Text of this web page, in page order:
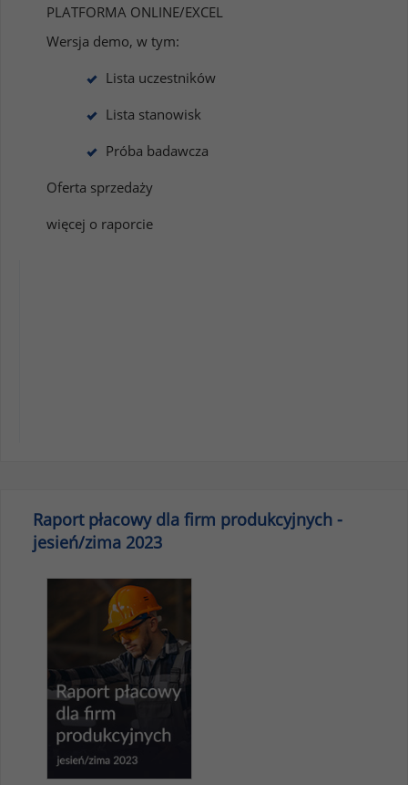
PLATFORMA ONLINE/EXCEL
Wersja demo, w tym:
Lista uczestników
Lista stanowisk
Próba badawcza
Oferta sprzedaży
więcej o raporcie
Raport płacowy dla firm produkcyjnych -
jesień/zima 2023